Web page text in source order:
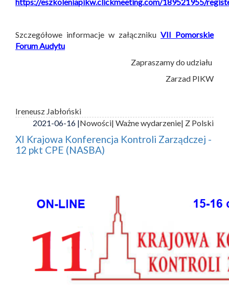
Szczegółowe informacje w załączniku VII Pomorskie
Forum Audytu
Zapraszamy do udziału
Zarzad PIKW
Ireneusz Jabłoński
2021-06-16 |Nowości| Ważne wydarzenie| Z Polski
XI Krajowa Konferencja Kontroli Zarządczej -
12 pkt CPE (NASBA)